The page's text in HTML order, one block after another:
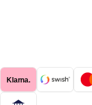
Klarna.